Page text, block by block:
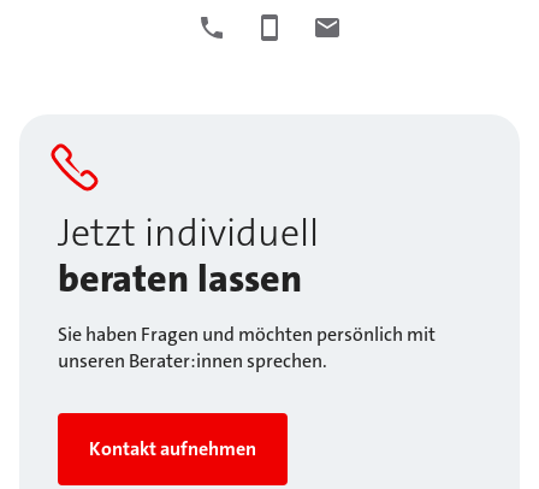
Jetzt individuell
beraten lassen
Sie haben Fragen und möchten persönlich mit
unseren Berater:innen sprechen.
Kontakt aufnehmen